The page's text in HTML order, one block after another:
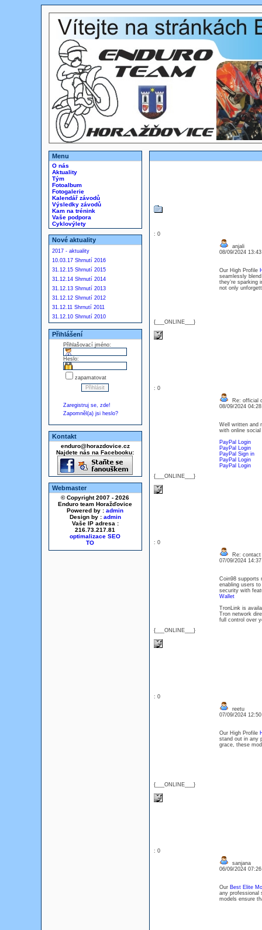
Menu
O nás
Aktuality
Tým
Fotoalbum
Fotogalerie
Kalendář závodů
Výsledky závodů
Kam na trénink
Vaše podpora
Cyklovýlety
Nové aktuality
2017 - aktuality
10.03.17 Shrnutí 2016
31.12.15 Shrnutí 2015
31.12.14 Shrnutí 2014
31.12.13 Shrnutí 2013
31.12.12 Shrnutí 2012
31.12.11 Shrnutí 2011
31.12.10 Shrnutí 2010
Přihlášení
Přihlašovací jméno:
Heslo:
zapamatovat
Zaregistruj se, zde!
Zapomněl(a) jsi heslo?
Kontakt
enduro@horazdovice.cz
Najdete nás na Facebooku:
Webmaster
© Copyright 2007 - 2026
Enduro team Horažďovice
Powered by : admin
Design by : admin
Vaše IP adresa :
216.73.217.81
optimalizace SEO
: 0
{___ONLINE___}
anjali
08/09/2024
Our High Profile
seamlessly
they’re sparking
not only
: 0
{___ONLINE___}
Re: official
08/09/2024
Well written and
with online
PayPal Login
PayPal Login
PayPal Sign in
PayPal Login
PayPal Login
: 0
{___ONLINE___}
Re: contact
07/09/2024
Coin98 supports
enabling users
security with
Wallet
TronLink is
Tron network
full control over
: 0
{___ONLINE___}
reetu
07/09/2024
Our High Profile
stand out in any
grace, these
: 0
sanjana
06/09/2024
Our Best Elite
any professional
models ensure